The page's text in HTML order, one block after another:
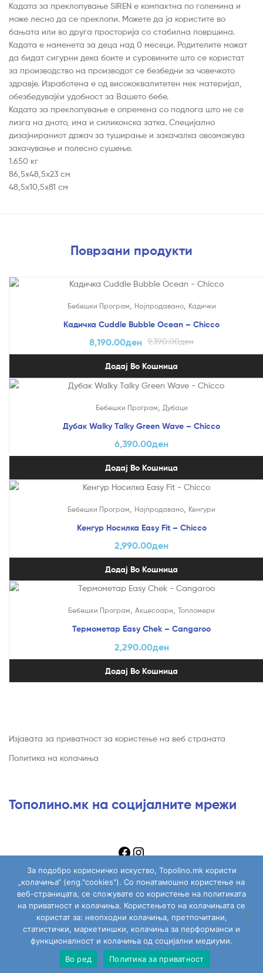
Кадата за преклопување SIREN е компактна по големина и
може лесно да се преклопи. Можете да ја користите во
бањата или во друга просторија со стабилна површина.
Кадата е наменета за деца над 0 месеци. Родителите можат
да бидат сигурни дека боите и суровините што се користат
за производство на производот се безбедни за човечкото
здравје. Изработена е од висококвалитетен мек материјал,
обезбедувајќи удобност за Вашето бебе.
Кадата за преклопување е опремена со подлога што не се
лизга на дното, има и силиконска затка. Специјално
дизајнираниот држач за туширање и закачалка овозможува
закачување и полесно сушење.
1.650 кг
86,5х48,5х23 см
48,5х10,5х81 см
Поврзани продукти
Бебешки Програм Најпродавано, Кадички
Кадичка Cuddle Bubble Ocean – Chicco
9,390.00ден
8,190.00ден
Додај Во Кошница
Бебешки Програм Дубаци
Дубак Walky Talky Green Wave – Chicco
6,390.00ден
Додај Во Кошница
Бебешки Програм Најпродавано Кенгури
Кенгур Носилка Easy Fit – Chicco
2,990.00ден
Додај Во Кошница
Бебешки Програм, Акцесоари, Топломери
Термометар Easy Chek – Cangaroo
2,290.00ден
Додај Во Кошница
Изјавата за приватност за користење на веб страната
Политика на колачиња
Тополино.мк на социјалните мрежи
Topolino.mk
Сите играчки Моја сметка Пребарај
За подобро корисничко искуство, Topolino.mk користи
„колачиња“ (eng."cookies"). Со понатамошно користење на
веб-страницата, се сложувате со користење на политиката
на приватност и колачиња. Користењето на колачињата се
користат за: неопходни колачиња, претпочитани,
статистички, маркетиншки, колачиња за перформанси и
функционалност и колачиња од социјални медиуми.
Во ред
Политика за приватност